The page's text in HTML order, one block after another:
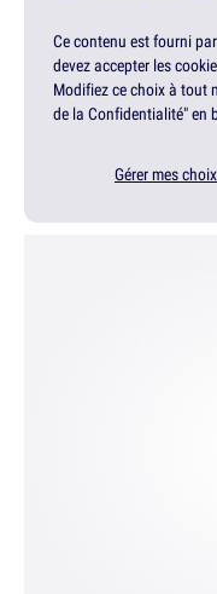
Ce contenu est fourni
devez accepter les
Modifiez ce choix à tout
de la Confidentialité" en
Gérer mes choix